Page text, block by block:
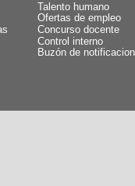
Talento humano
Ofertas de empleo
Concurso docente
Control interno
Buzón de